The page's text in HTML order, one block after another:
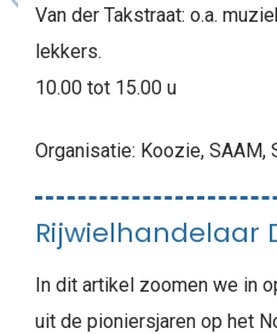
Van der Takstraat: o.a.
lekkers.
10.00 tot 15.00 u
Organisatie: Koozie, SAAM,
Rijwielhandelaar
In dit artikel zoomen we in
uit de pioniersjaren op het